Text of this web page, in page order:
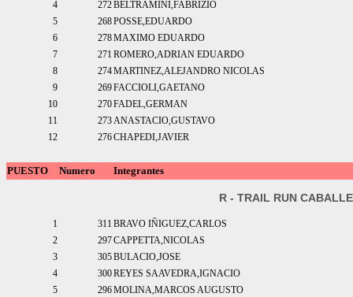
4
272BELTRAMINI,FABRIZIO
5
268POSSE,EDUARDO
6
278MAXIMO EDUARDO
7
271 ROMERO,ADRIAN EDUARDO
8
274MARTINEZ,ALEJANDRO NICOLAS
9
269FACCIOLI,GAETANO
10
270FADEL,GERMAN
11
273ANASTACIO,GUSTAVO
12
276CHAPEDI,JAVIER
PUESTO Numero Integrantes
R - TRAIL RUN
1 311 BRAVO IÑIGUEZ,CARLOS
2
297CAPPETTA,NICOLAS
3
305BULACIO,JOSE
4
300REYES SAAVEDRA,IGNACIO
5
296MOLINA,MARCOS AUGUSTO